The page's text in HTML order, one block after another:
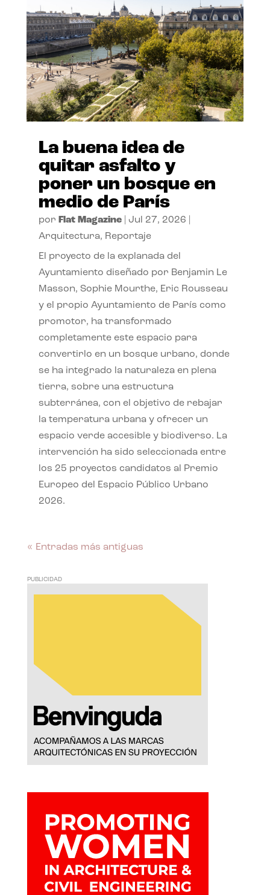
La buena idea de
quitar asfalto y
poner un bosque en
medio de París
por Flat Magazine| Jul 27, 2026
Arquitectura, Reportaje
El proyecto de la explanada del
Ayuntamiento diseñado por Benjamin Le
Masson, Sophie Mourthe, Eric Rousseau
y el propio Ayuntamiento de París como
promotor, ha transformado
completamente este espacio para
convertirlo en un bosque urbano, donde
se ha integrado la naturaleza en plena
tierra, sobre una estructura
subterránea, con el objetivo de rebajar
la temperatura urbana y ofrecer un
espacio verde accesible y biodiverso. La
intervención ha sido seleccionada entre
los 25 proyectos candidatos al Premio
Europeo del Espacio Público Urbano
2026.
« Entradas más antiguas
PUBLICIDAD